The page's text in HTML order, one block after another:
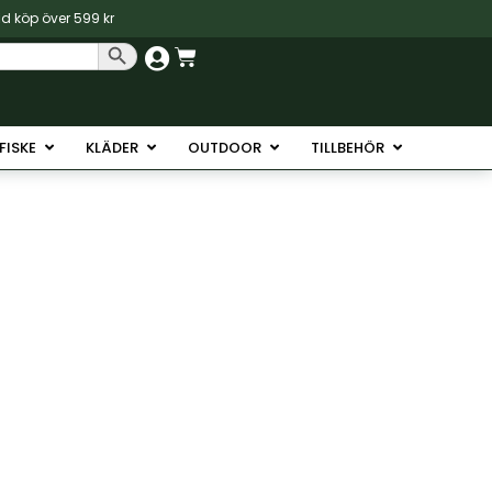
köp över 599 kr
Sökknapp Varukorg
Öppna Isfiske
KLÄDER Öppna Kläder
OUTDOOR Öppna Outdoor
TILLBEHÖR Öppna